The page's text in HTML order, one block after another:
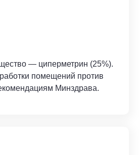
— циперметрин (25%).
помещений против
Минздрава.